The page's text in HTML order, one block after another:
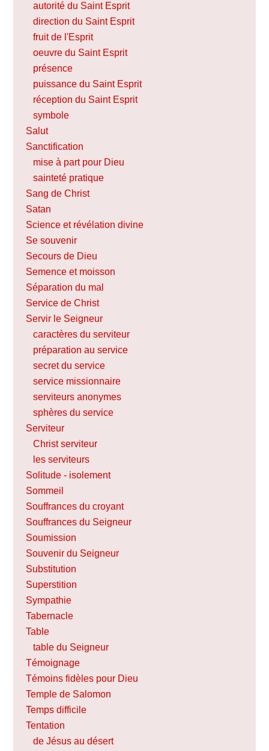
autorité du Saint Esprit
direction du Saint Esprit
fruit de l'Esprit
oeuvre du Saint Esprit
présence
puissance du Saint Esprit
réception du Saint Esprit
symbole
Salut
Sanctification
mise à part pour Dieu
sainteté pratique
Sang de Christ
Satan
Science et révélation divine
Se souvenir
Secours de Dieu
Semence et moisson
Séparation du mal
Service de Christ
Servir le Seigneur
caractères du serviteur
préparation au service
secret du service
service missionnaire
serviteurs anonymes
sphères du service
Serviteur
Christ serviteur
les serviteurs
Solitude - isolement
Sommeil
Souffrances du croyant
Souffrances du Seigneur
Soumission
Souvenir du Seigneur
Substitution
Superstition
Sympathie
Tabernacle
Table
table du Seigneur
Témoignage
Témoins fidèles pour Dieu
Temple de Salomon
Temps difficile
Tentation
de Jésus au désert